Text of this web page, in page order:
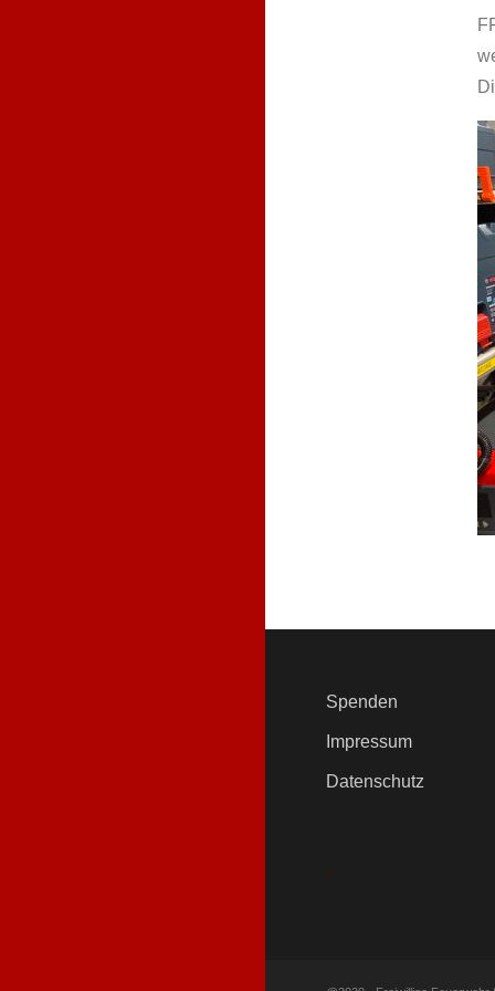
Spenden
Impressum
Datenschutz
.